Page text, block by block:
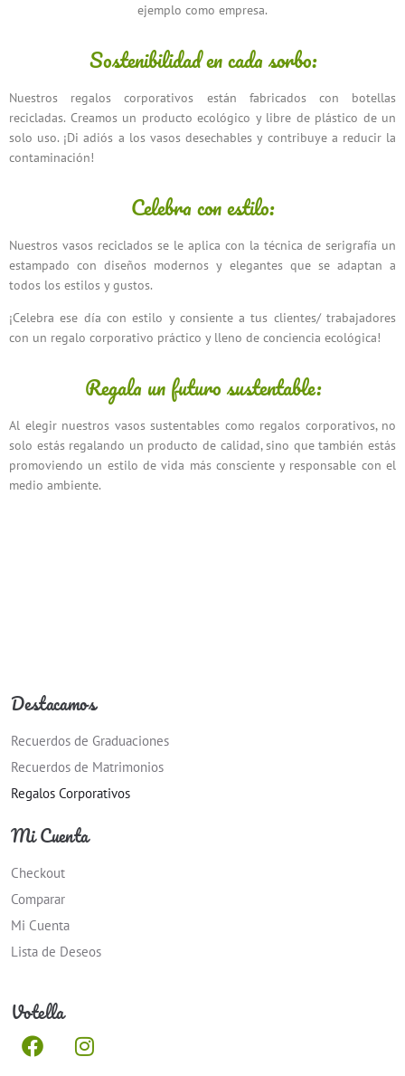
ejemplo como empresa.
Sostenibilidad en cada sorbo:
Nuestros regalos corporativos están fabricados con botellas
recicladas. Creamos un producto ecológico y libre de plástico de un
solo uso. ¡Di adiós a los vasos desechables y contribuye a reducir la
contaminación!
Celebra con estilo:
Nuestros vasos reciclados se le aplica con la técnica de serigrafía un
estampado con diseños modernos y elegantes que se adaptan a
todos los estilos y gustos.
¡Celebra ese día con estilo y consiente a tus clientes/ trabajadores
con un regalo corporativo práctico y lleno de conciencia ecológica!
Regala un futuro sustentable:
Al elegir nuestros vasos sustentables como regalos corporativos, no
solo estás regalando un producto de calidad, sino que también estás
promoviendo un estilo de vida más consciente y responsable con el
medio ambiente.
Destacamos
Recuerdos de Graduaciones
Recuerdos de Matrimonios
Regalos Corporativos
Mi Cuenta
Checkout
Comparar
Mi Cuenta
Lista de Deseos
Votella